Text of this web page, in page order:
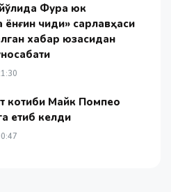
Фура юк
чиқди» сарлавҳаси
хабар юзасидан
котиби Майк Помпео
етиб келди